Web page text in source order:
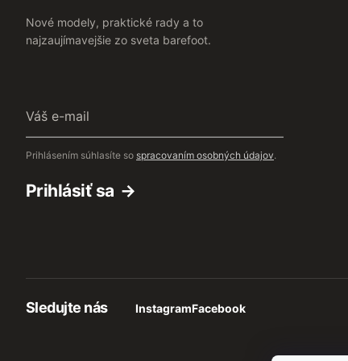
Nové modely, praktické rady a to
najzaujímavejšie zo sveta barefoot.
e-
Prihlásením súhlasíte so spracovaním osobných údajov.
Prihlásiť sa
Sledujte nás InstagramFacebook